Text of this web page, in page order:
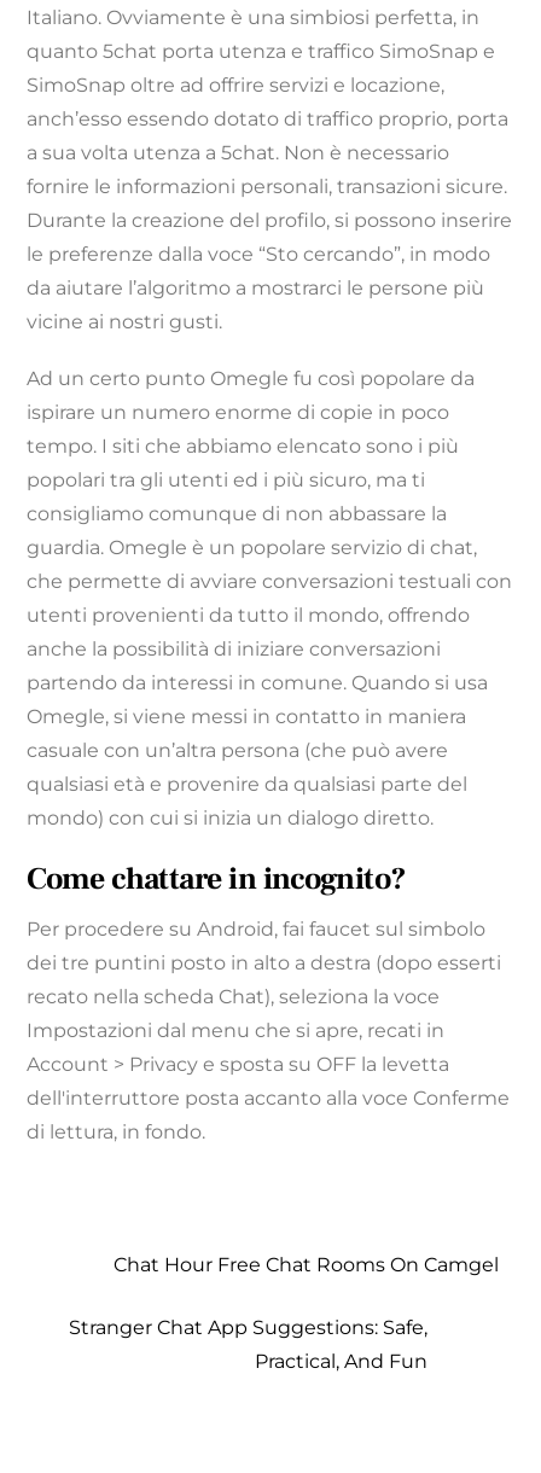
Italiano. Ovviamente è una simbiosi perfetta, in
quanto 5chat porta utenza e traffico SimoSnap e
SimoSnap oltre ad offrire servizi e locazione,
anch’esso essendo dotato di traffico proprio, porta
a sua volta utenza a 5chat. Non è necessario
fornire le informazioni personali, transazioni sicure.
Durante la creazione del profilo, si possono inserire
le preferenze dalla voce “Sto cercando”, in modo
da aiutare l’algoritmo a mostrarci le persone più
vicine ai nostri gusti.
Ad un certo punto Omegle fu così popolare da
ispirare un numero enorme di copie in poco
tempo. I siti che abbiamo elencato sono i più
popolari tra gli utenti ed i più sicuro, ma ti
consigliamo comunque di non abbassare la
guardia. Omegle è un popolare servizio di chat,
che permette di avviare conversazioni testuali con
utenti provenienti da tutto il mondo, offrendo
anche la possibilità di iniziare conversazioni
partendo da interessi in comune. Quando si usa
Omegle, si viene messi in contatto in maniera
casuale con un’altra persona (che può avere
qualsiasi età e provenire da qualsiasi parte del
mondo) con cui si inizia un dialogo diretto.
Come chattare in incognito?
Per procedere su Android, fai faucet sul simbolo
dei tre puntini posto in alto a destra (dopo esserti
recato nella scheda Chat), seleziona la voce
Impostazioni dal menu che si apre, recati in
Account > Privacy e sposta su OFF la levetta
dell'interruttore posta accanto alla voce Conferme
di lettura, in fondo.
Chat Hour Free Chat Rooms On Camgel
Stranger Chat App Suggestions: Safe,
Practical, And Fun